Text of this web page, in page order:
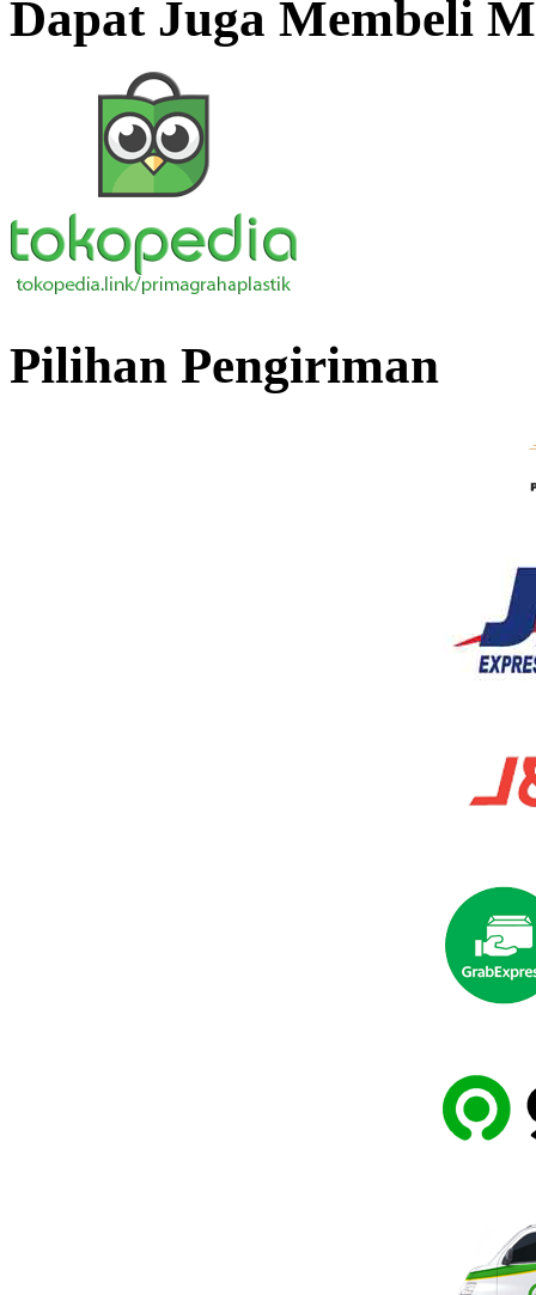
Dapat Juga Membeli
Pilihan Pengiriman